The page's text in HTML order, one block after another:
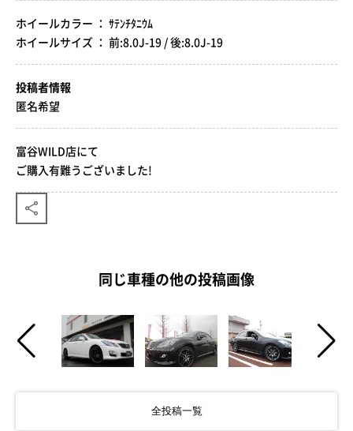
ホイールカラー ： ｻﾃﾝﾁﾀﾆｳﾑ
ホイールサイズ ： 前:8.0J-19 / 後:8.0J-19
投稿者情報
匿名希望
富谷WILD店にて
ご購入有難うございました!
同じ車種の他の投稿画像
全投稿一覧